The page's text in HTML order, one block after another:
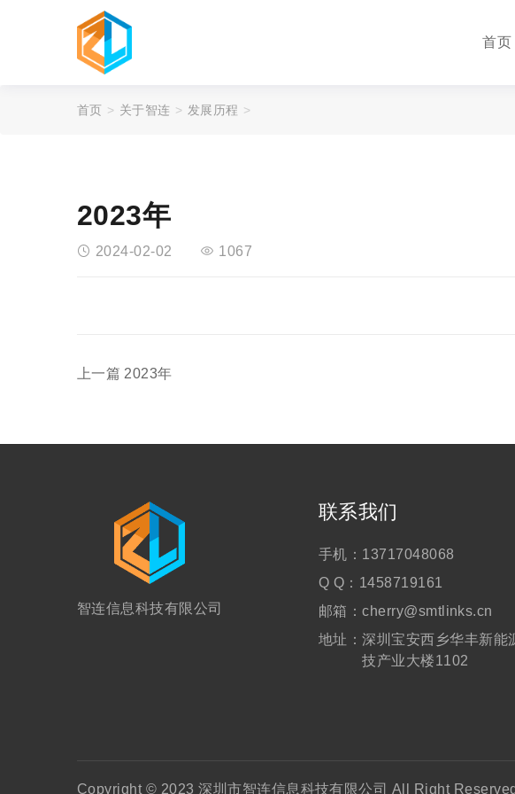
首页
首页 关于智连 发展历程
2023年
2024-02-02 1067
上一篇 2023年
智连信息科技有限公司
联系我们
手机： 13717048068
Q Q： 1458719161
邮箱：cherry@smtlinks.cn
地址：深圳宝安西乡华丰新能
技产业大楼1102
Copyright © 2023 深圳市智连信息科技有限公司 All Right